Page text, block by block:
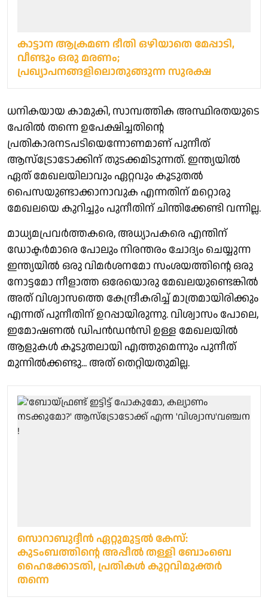
കാട്ടാന ആക്രമണ ഭീതി ഒഴിയാതെ മേപ്പാടി,
വീണ്ടും ഒരു മരണം;
പ്രഖ്യാപനങ്ങളിലൊതുങ്ങുന്ന സുരക്ഷ
ധനികയായ കാമുകി, സാമ്പത്തിക അസ്ഥിരതയുടെ
പേരിൽ തന്നെ ഉപേക്ഷിച്ചതിന്റെ
പ്രതികാരനടപടിയെന്നോണമാണ് പുനീത്
ആസ്ട്രോടോക്കിന് തുടക്കമിടുന്നത്. ഇന്ത്യയിൽ
ഏത് മേഖലയിലാവും ഏറ്റവും കൂടുതൽ
പൈസയുണ്ടാക്കാനാവുക എന്നതിന് മറ്റൊരു
മേഖലയെ കുറിച്ചും പുനീതിന് ചിന്തിക്കേണ്ടി വന്നില്ല.
മാധ്യമപ്രവർത്തകരെ, അധ്യാപകരെ എന്തിന്
ഡോക്ടർമാരെ പോലും നിരന്തരം ചോദ്യം ചെയ്യുന്ന
ഇന്ത്യയിൽ ഒരു വിമർശനമോ സംശയത്തിന്റെ ഒരു
നോട്ടമോ നീളാത്ത ഒരേയൊരു മേഖലയുണ്ടെങ്കിൽ
അത് വിശ്വാസത്തെ കേന്ദ്രീകരിച്ച് മാത്രമായിരിക്കും
എന്നത് പുനീതിന് ഉറപ്പായിരുന്നു. വിശ്വാസം പോലെ,
ഇമോഷണൽ ഡിപൻഡൻസി ഉള്ള മേഖലയിൽ
ആളുകൾ കൂടുതലായി എത്തുമെന്നും പുനീത്
മുന്നിൽക്കണ്ടു... അത് തെറ്റിയതുമില്ല.
സൊറാബുദ്ദീന്‍ ഏറ്റുമുട്ടല്‍ കേസ്:
കുടംബത്തിന്റെ അപ്പീൽ തള്ളി ബോംബെ
ഹൈക്കോടതി, പ്രതികള്‍ കുറ്റവിമുക്തര്‍
തന്നെ